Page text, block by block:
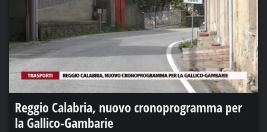
Reggio Calabria, nuovo cronoprogramma per
la Gallico-Gambarie